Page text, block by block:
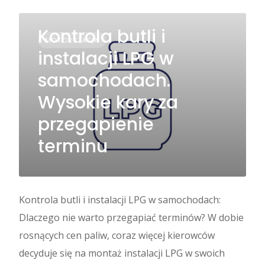
MOTORYZACJA
Kontrola butli i
instalacji LPG w
samochodach.
Wysokie kary za
przegapienie
terminu
Kontrola butli i instalacji LPG w samochodach:
Dlaczego nie warto przegapiać terminów? W dobie
rosnących cen paliw, coraz więcej kierowców
decyduje się na montaż instalacji LPG w swoich